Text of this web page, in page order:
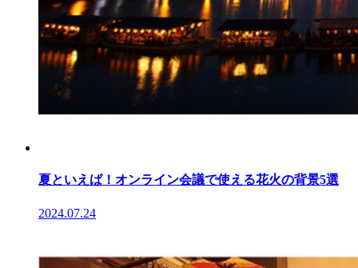
夏といえば！オンライン会議で使える花火の背景5選
2024.07.24